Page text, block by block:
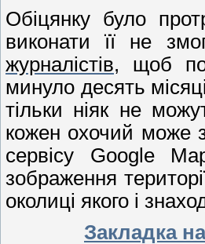
Обіцянку було
виконати її не
журналістів, щоб
минуло десять
тільки ніяк не
кожен охочий може
сервісу Google
зображення
околиці якого і
Закладка